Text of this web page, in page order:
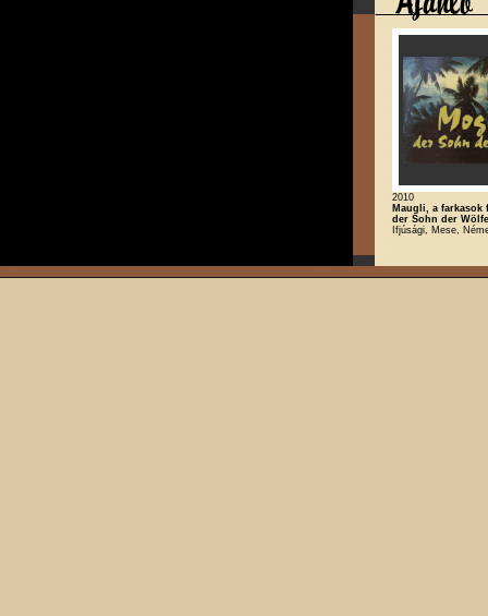
2010
Maugli, a farkasok
der Sohn der
Ifjúsági, Mese,